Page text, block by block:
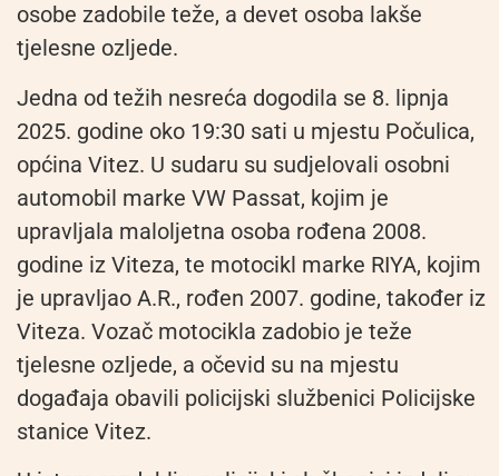
osobe zadobile teže, a devet osoba lakše
tjelesne ozljede.
Jedna od težih nesreća dogodila se 8. lipnja
2025. godine oko 19:30 sati u mjestu Počulica,
općina Vitez. U sudaru su sudjelovali osobni
automobil marke VW Passat, kojim je
upravljala maloljetna osoba rođena 2008.
godine iz Viteza, te motocikl marke RIYA, kojim
je upravljao A.R., rođen 2007. godine, također iz
Viteza. Vozač motocikla zadobio je teže
tjelesne ozljede, a očevid su na mjestu
događaja obavili policijski službenici Policijske
stanice Vitez.